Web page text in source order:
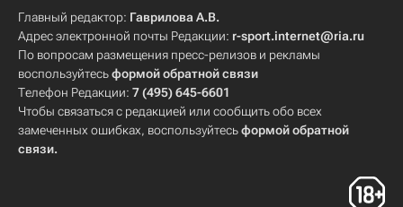
Главный редактор: Гаврилова А.В.
Адрес электронной почты Редакции: r-sport.internet@ria.ru
По вопросам размещения пресс-релизов и рекламы
воспользуйтесьформой обратной связи
Телефон Редакции: 7 (495) 645-6601
Чтобы связаться с редакцией или сообщить обо всех
замеченных ошибках, воспользуйтесьформой обратной
связи.